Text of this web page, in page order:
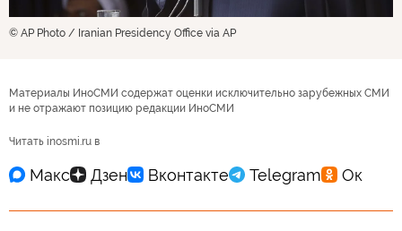
© AP Photo / Iranian Presidency Office via AP
Материалы ИноСМИ содержат оценки исключительно зарубежных СМИ
и не отражают позицию редакции ИноСМИ
Читать inosmi.ru в